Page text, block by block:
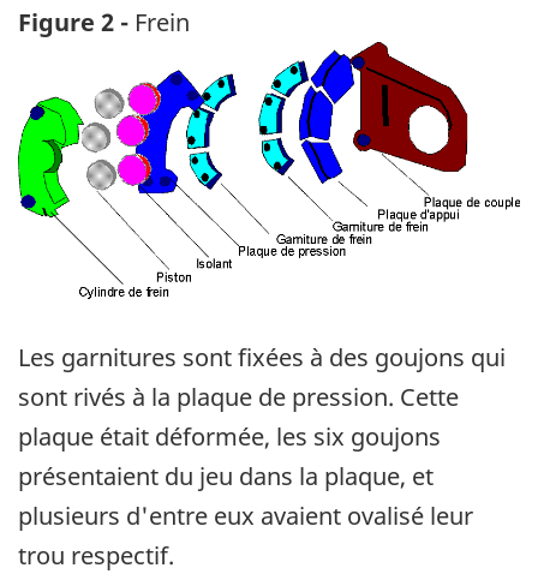
Figure 2 - Frein
Les garnitures sont fixées à des goujons qui
sont rivés à la plaque de pression. Cette
plaque était déformée, les six goujons
présentaient du jeu dans la plaque, et
plusieurs d'entre eux avaient ovalisé leur
trou respectif.